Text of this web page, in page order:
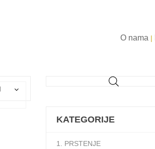
O nama |
KATEGORIJE
1. PRSTENJE